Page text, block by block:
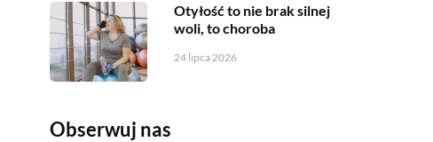
Otyłość to nie brak silnej
woli, to choroba
24 lipca 2026
Obserwuj nas